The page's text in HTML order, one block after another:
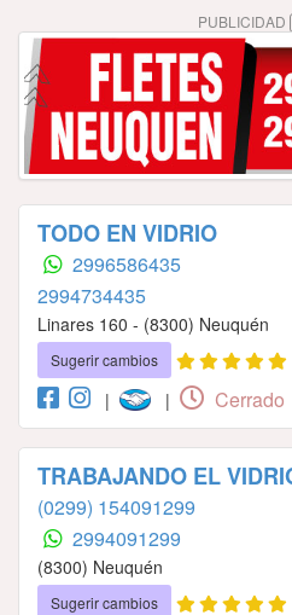
PUBLICIDAD
TODO EN VIDRIO
2996586435
2994734435
Linares 160 - (8300) Neuquén
Sugerir cambios
| | Cerrado
TRABAJANDO EL
(0299) 154091299
2994091299
(8300) Neuquén
Sugerir cambios